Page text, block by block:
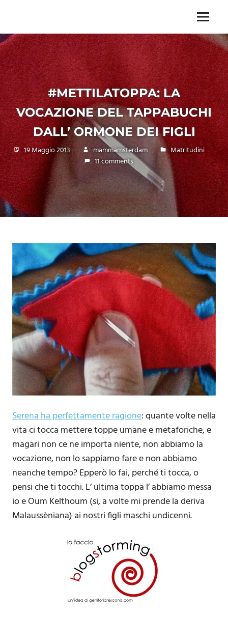
content
imprescindibile,
imponderabile,
inevitabile
Mammamsterdam
da
oggi
anche
in
formato
monodose
e
nuova
confezione
migliorata
Menu
#METTILATOPPA: LA
VOCAZIONE DEL TAPPABUCHI
DALL’ ORMONE DEI FIGLI
19 Maggio 2013 mammamsterdam
Matritudini
11 comments
Serena ha perfettamente ragione: quante volte nella
vita ci tocca mettere toppe umane e metaforiche, e
magari non ce ne importa niente, non abbiamo la
vocazione, non lo sappiamo fare e non abbiamo
neanche tempo? Epperò lo fai, perché ti tocca, o
pensi che ti tocchi. L’ ultima toppa l’ abbiamo messa
io e Oum Kelthoum (si, a volte mi prende la deriva
Malaussèniana) ai nostri figli maschi undicenni.